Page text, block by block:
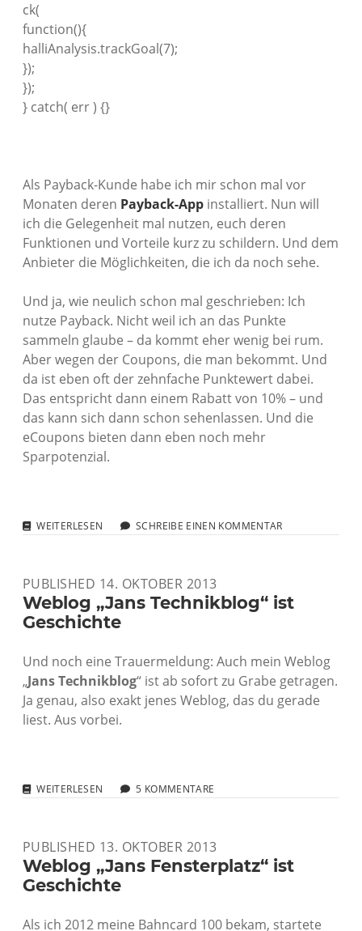
ck(
function(){
halliAnalysis.trackGoal(7);
});
});
} catch( err ) {}
Als Payback-Kunde habe ich mir schon mal vor
Monaten deren Payback-App installiert. Nun will
ich die Gelegenheit mal nutzen, euch deren
Funktionen und Vorteile kurz zu schildern. Und dem
Anbieter die Möglichkeiten, die ich da noch sehe.
Und ja, wie neulich schon mal geschrieben: Ich
nutze Payback. Nicht weil ich an das Punkte
sammeln glaube – da kommt eher wenig bei rum.
Aber wegen der Coupons, die man bekommt. Und
da ist eben oft der zehnfache Punktewert dabei.
Das entspricht dann einem Rabatt von 10% – und
das kann sich dann schon sehenlassen. Und die
eCoupons bieten dann eben noch mehr
Sparpotenzial.
WEITERLESEN PAYBACK-
MIT
POTENZIAL
FÜR
MEHR
SCHREIBE EINEN KOMMENTAR
PUBLISHED 14. OKTOBER 2013
Weblog „Jans Technikblog“ ist
Geschichte
Und noch eine Trauermeldung: Auch mein Weblog
„Jans Technikblog“ ist ab sofort zu Grabe getragen.
Ja genau, also exakt jenes Weblog, das du gerade
liest. Aus vorbei.
WEITERLESEN WEBLOG
GESCHICHTE
5 KOMMENTARE
PUBLISHED 13. OKTOBER 2013
Weblog „Jans Fensterplatz“ ist
Geschichte
Als ich 2012 meine Bahncard 100 bekam, startete